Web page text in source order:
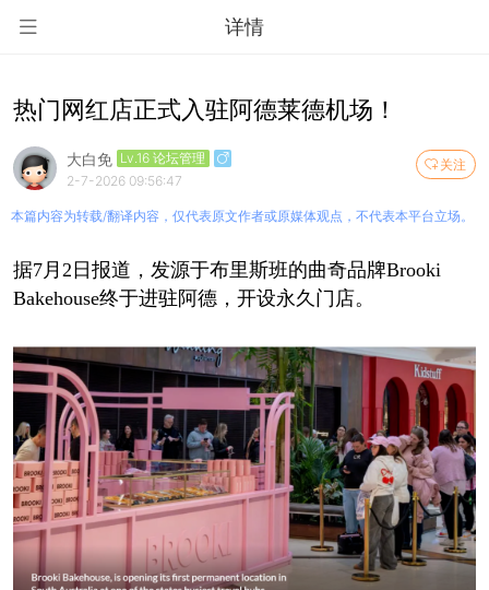
详情
热门网红店正式入驻阿德莱德机场！
关注
大白免 Lv.16 论坛管理
2-7-2026 09:56:47
本篇内容为转载/翻译内容，仅代表原文作者或原媒体观点，不代表本平台立场。
据7月2日报道，发源于布里斯班的曲奇品牌Brooki
Bakehouse终于进驻阿德，开设永久门店。